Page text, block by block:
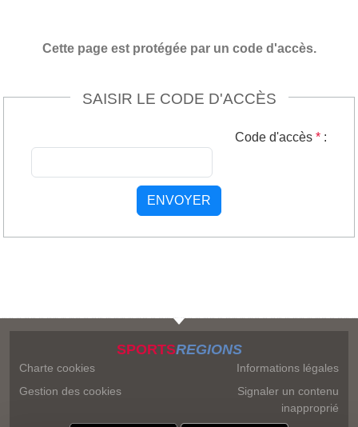
Cette page est protégée par un code d'accès.
SAISIR LE CODE D'ACCÈS
Code d'accès * :
ENVOYER
SPORTSREGIONS
Charte cookies
Gestion des cookies
Informations légales
Signaler un contenu
inapproprié